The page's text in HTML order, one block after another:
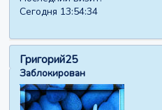
Сегодня 13:54:34
Григорий25
Заблокирован